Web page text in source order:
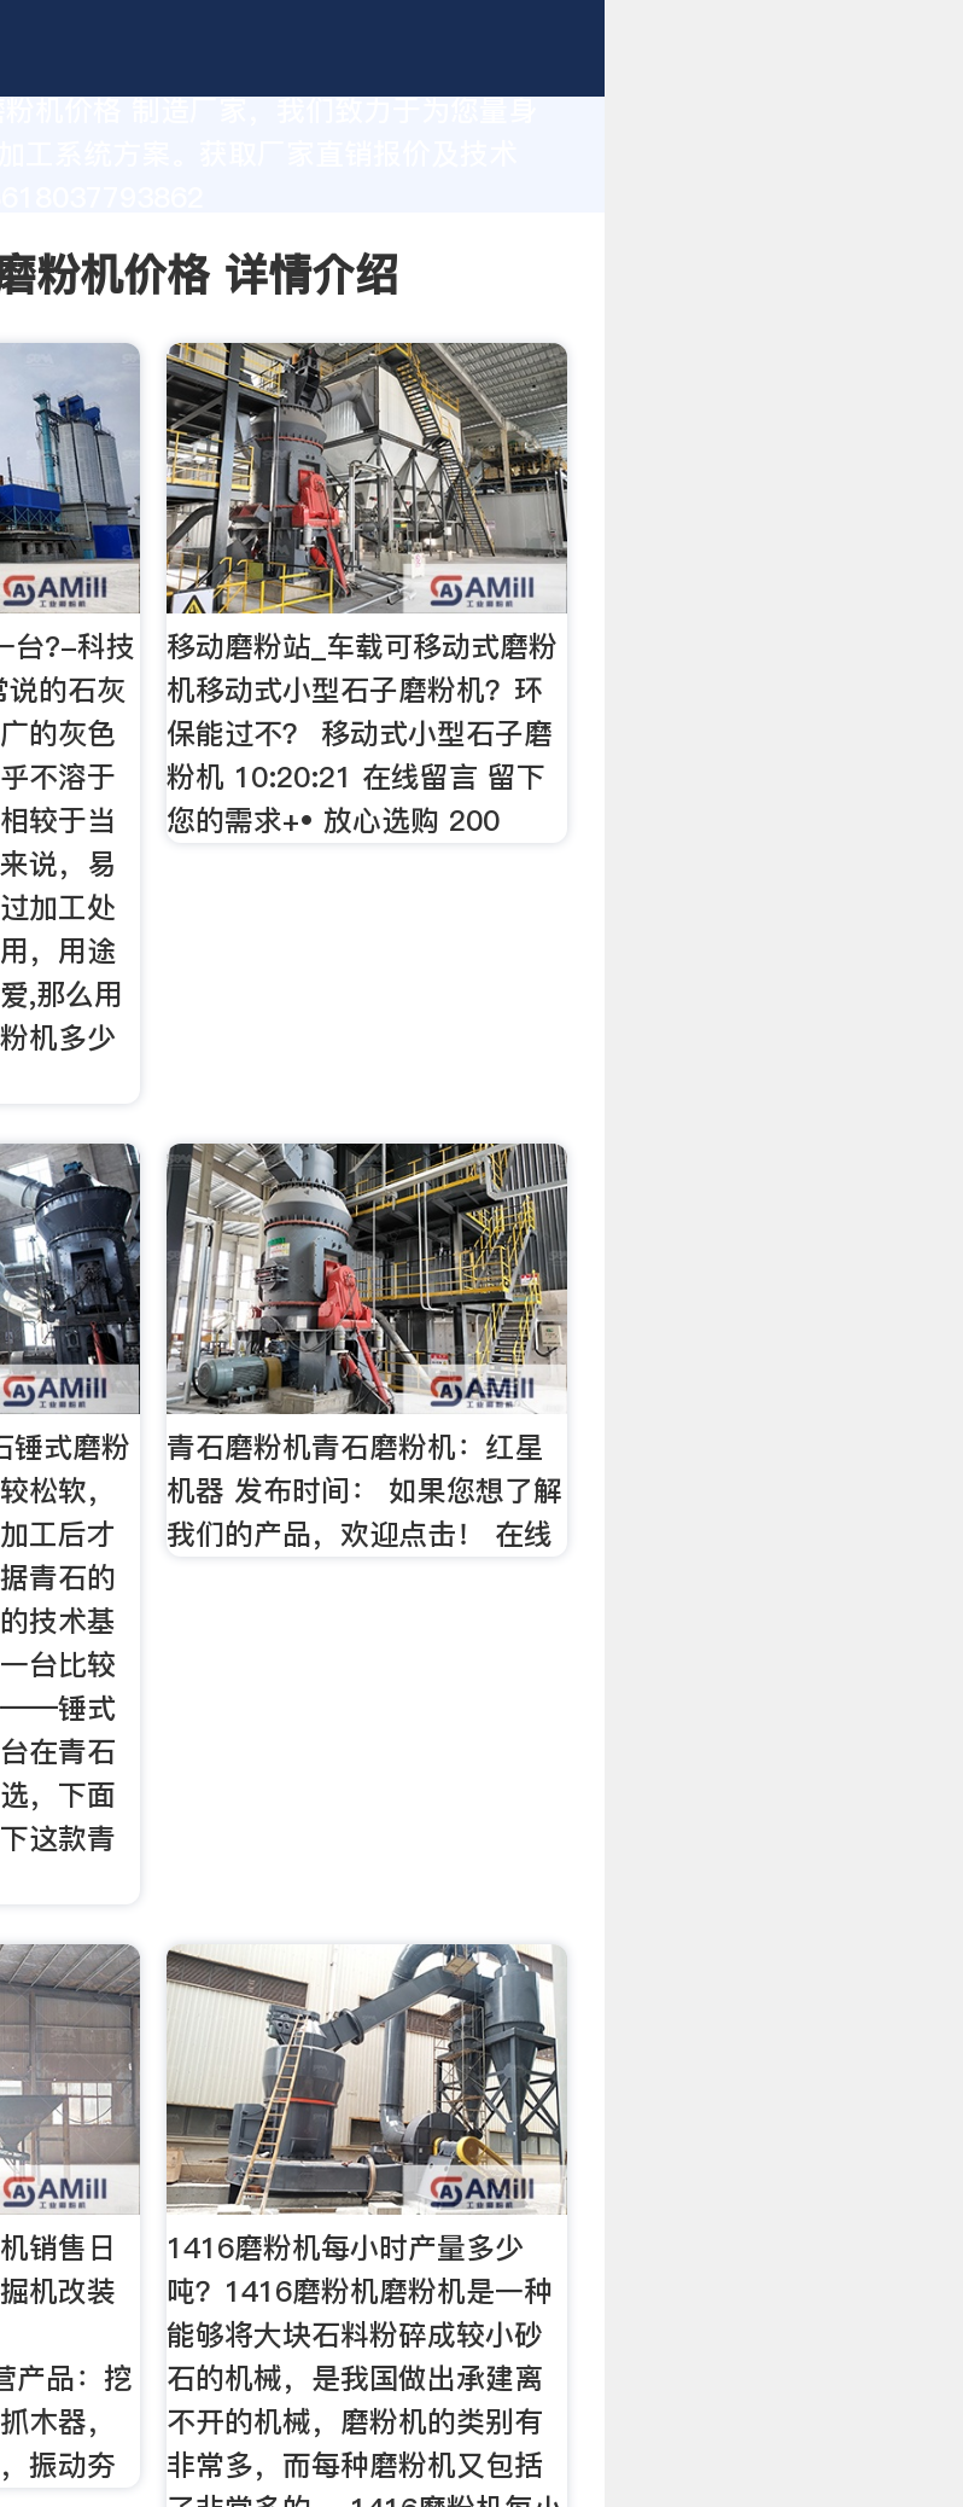
工系统方案。获取厂家直销报价及技术
粉机价格 详情介绍
台?-科技
的石灰
的灰色
不溶于
较于当
说，易
加工处
，用途
,那么用
机多少
移动磨粉站_车载可移动式磨粉
机移动式小型石子磨粉机？环
保能过不？ 移动式小型石子磨
粉机 10:20:21 在线留言 留下
您的需求+• 放心选购 200
锤式磨粉
松软，
工后才
青石的
技术基
台比较
——锤式
在青石
，下面
这款青
青石磨粉机青石磨粉机：红星
机器 发布时间： 如果您想了解
我们的产品，欢迎点击！ 在线
销售日
机改装
产品：挖
木器，
振动夯
1416磨粉机每小时产量多少
吨？1416磨粉机磨粉机是一种
能够将大块石料粉碎成较小砂
石的机械，是我国做出承建离
不开的机械，磨粉机的类别有
非常多，而每种磨粉机又包括